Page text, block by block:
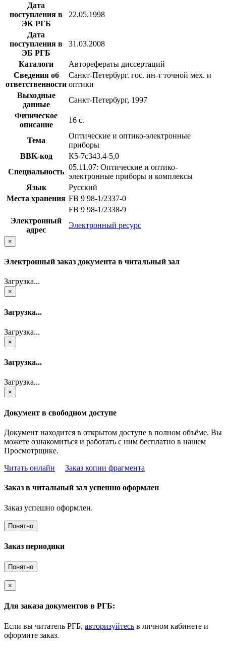
Дата
поступления в
ЭК РГБ
22.05.1998
Дата
поступления в
ЭБ РГБ
31.03.2008
Каталоги
Авторефераты диссертаций
Сведения об
ответственности
Санкт-Петербург. гос. ин-т точной мех. и
оптики
Выходные
данные
Санкт-Петербург, 1997
Физическое
описание
16 с.
Тема
Оптические и оптико-электронные
приборы
BBK-код
К5-7с343.4-5,0
Специальность
05.11.07: Оптические и оптико-
электронные приборы и комплексы
Язык
Русский
Места хранения FB 9 98-1/2337-0
FB 9 98-1/2338-9
Электронный
адрес
Электронный ресурс
×
Электронный заказ документа в читальный зал
Загрузка...
×
Загрузка...
Загрузка...
×
Загрузка...
Загрузка...
×
Документ в свободном доступе
Документ находится в открытом доступе в полном объёме. Вы
можете ознакомиться и работать с ним бесплатно в нашем
Просмотрщике.
Читать онлайн
Заказ копии фрагмента
Заказ в читальный зал успешно оформлен
Заказ успешно оформлен.
Понятно
Заказ периодики
Понятно
×
Для заказа документов в РГБ:
Если вы читатель РГБ, авторизуйтесь в личном кабинете и
оформите заказ.